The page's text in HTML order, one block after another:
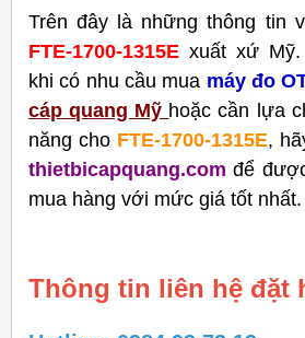
Trên đây là những thông tin
FTE-1700-1315E xuất xứ Mỹ.
khi có nhu cầu mua máy đo
cáp quang Mỹ hoặc cần
lựa
năng cho FTE-1700-1315E,
thietbicapquang.com để
mua hàng với mức giá tốt nhất.
Thông tin liên hệ đặt